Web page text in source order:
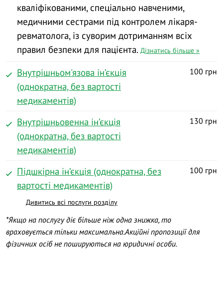
кваліфікованими, спеціально навченими,
медичними сестрами під контролем лікаря-
ревматолога, із суворим дотриманням всіх
правил безпеки для пацієнта. Дізнатись більше »
Внутрішньом'язова ін’єкція
(однократна, без вартості
медикаментів)
100 грн
Внутрішньовенна ін’єкція
(однократна, без вартості
медикаментів)
130 грн
Підшкірна ін’єкція (однократна, без
вартості медикаментів)
100 грн
Дивитись всі послуги розділу
*Якщо на послугу діє більше ніж одна знижка, то
враховується тільки максимальна.Акційні пропозиції для
фізичних осіб не пошируються на юридичні особи.